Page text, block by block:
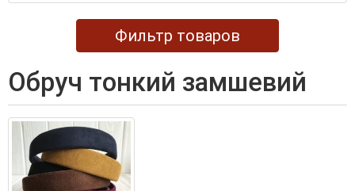
Фильтр товаров
обруч тонкий замшевий